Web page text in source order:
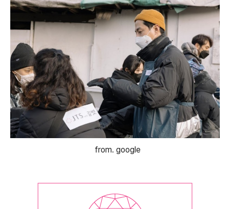
from. google